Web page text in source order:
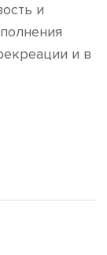
и
и в